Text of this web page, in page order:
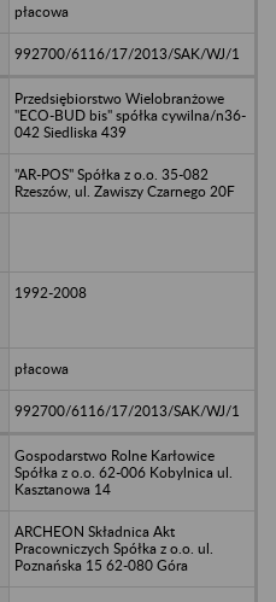
płacowa
992700/6116/17/2013/SAK/WJ/1
Przedsiębiorstwo Wielobranżowe
"ECO-BUD bis" spółka cywilna/n36-
042 Siedliska 439
"AR-POS" Spółka z o.o. 35-082
Rzeszów, ul. Zawiszy Czarnego 20F
1992-2008
płacowa
992700/6116/17/2013/SAK/WJ/1
Gospodarstwo Rolne Karłowice
Spółka z o.o. 62-006 Kobylnica ul.
Kasztanowa 14
ARCHEON Składnica Akt
Pracowniczych Spółka z o.o. ul.
Poznańska 15 62-080 Góra